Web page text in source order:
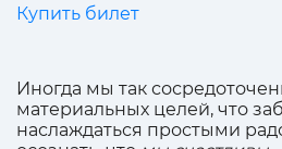
Купить билет
Иногда мы так
материальных целей, что
наслаждаться простыми